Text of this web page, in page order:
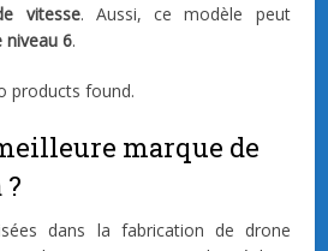
vitesse. Aussi, ce modèle peut
niveau 6.
products found.
marque de
dans la fabrication de drone